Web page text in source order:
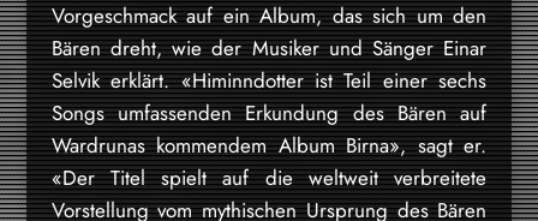
Vorgeschmack auf ein Album, das sich um den
Bären dreht, wie der Musiker und Sänger Einar
Selvik erklärt. «Himinndotter ist Teil einer sechs
Songs umfassenden Erkundung des Bären auf
Wardrunas kommendem Album Birna», sagt er.
«Der Titel spielt auf die weltweit verbreitete
Vorstellung vom mythischen Ursprung des Bären